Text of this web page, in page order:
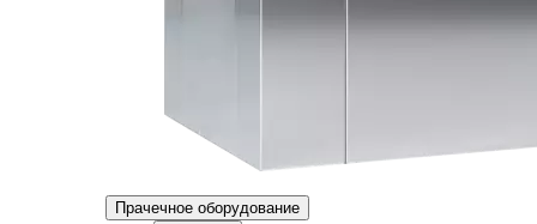
Прачечное оборудование